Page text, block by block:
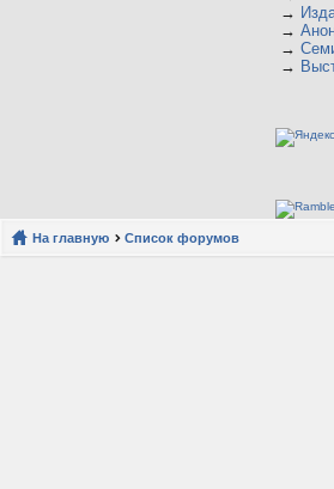
→
→
→
→
На главную Список форумов